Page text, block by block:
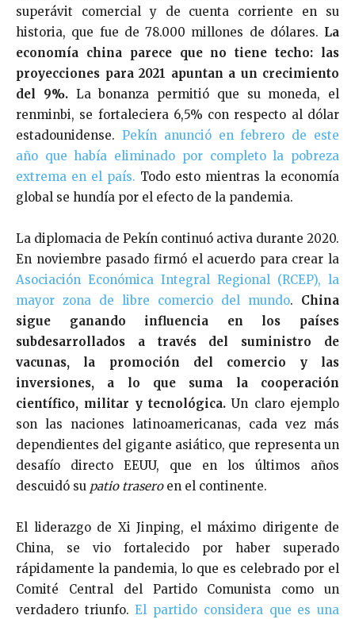
superávit comercial y de cuenta corriente en su
historia, que fue de 78.000 millones de dólares. La
economía china parece que no tiene techo: las
proyecciones para 2021 apuntan a un crecimiento
del 9%. La bonanza permitió que su moneda, el
renminbi, se fortaleciera 6,5% con respecto al dólar
estadounidense. Pekín anunció en febrero de este
año que había eliminado por completo la pobreza
extrema en el país. Todo esto mientras la economía
global se hundía por el efecto de la pandemia.
La diplomacia de Pekín continuó activa durante 2020.
En noviembre pasado firmó el acuerdo para crear la
Asociación Económica Integral Regional (RCEP), la
mayor zona de libre comercio del mundo. China
sigue ganando influencia en los países
subdesarrollados a través del suministro de
vacunas, la promoción del comercio y las
inversiones, a lo que suma la cooperación
científico, militar y tecnológica. Un claro ejemplo
son las naciones latinoamericanas, cada vez más
dependientes del gigante asiático, que representa un
desafío directo EEUU, que en los últimos años
descuidó su patio traseroen el continente.
El liderazgo de Xi Jinping, el máximo dirigente de
China, se vio fortalecido por haber superado
rápidamente la pandemia, lo que es celebrado por el
Comité Central del Partido Comunista como un
verdadero triunfo.El partido considera que es una